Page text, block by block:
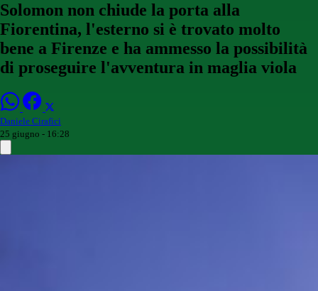
Solomon non chiude la porta alla
Fiorentina, l'esterno si è trovato molto
bene a Firenze e ha ammesso la possibilità
di proseguire l'avventura in maglia viola
Daniele Cirafici
25 giugno - 16:28